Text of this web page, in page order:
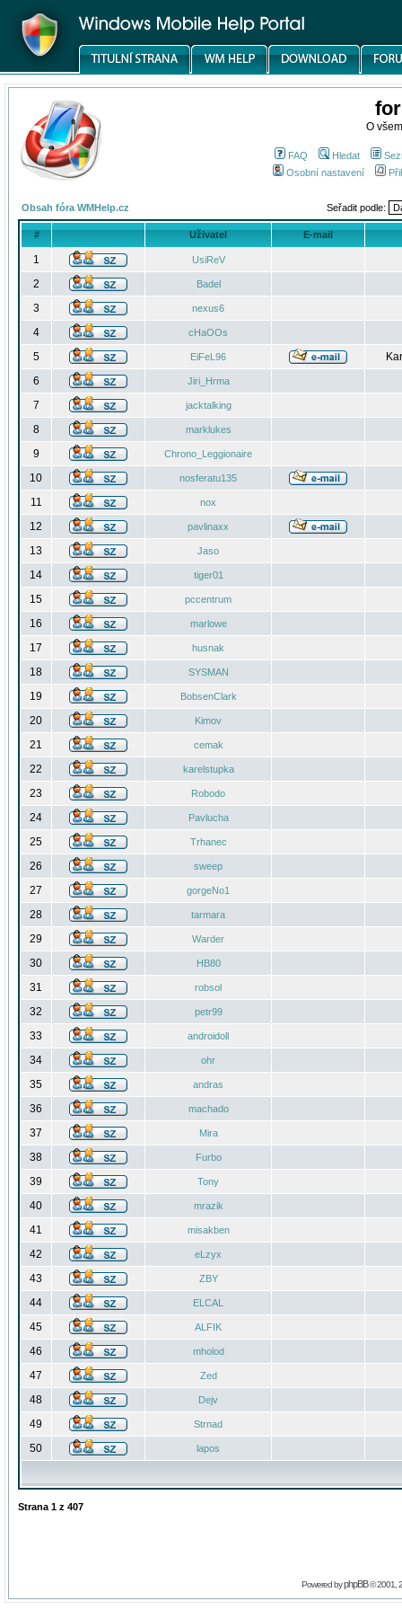
O
FAQ Hledat
Osobní nastavení
Obsah fóra WMHelp.cz Seřadit podle:
# Uživatel E-mail
1 UsiReV
2 Badel
3 nexus6
4 cHaOOs
5 EiFeL96
6
Jiri_Hrma
7 jacktalking
8 marklukes
9 Chrono_Leggionaire
10 nosferatu135
11 nox
12 pavlinaxx
13 Jaso
14 tiger01
15 pccentrum
16 marlowe
17 husnak
18 SYSMAN
19 BobsenClark
20 Kimov
21 cemak
22 karelstupka
23 Robodo
24 Pavlucha
25 Trhanec
26 sweep
27 gorgeNo1
28 tarmara
29 Warder
30 HB80
31 robsol
32 petr99
33 androidoll
34 ohr
35 andras
36 machado
37 Mira
38 Furbo
39 Tony
40 mrazik
41 misakben
42 eLzyx
43 ZBY
44 ELCAL
45 ALFIK
46 mholod
47 Zed
48 Dejv
49 Strnad
50 lapos
Strana 1 z 407
Powered byphpBB© 2001,